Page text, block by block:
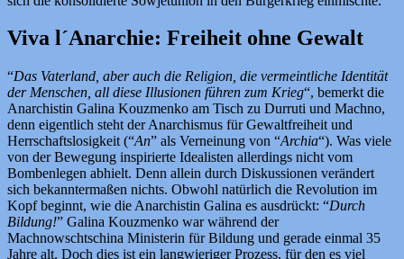
Viva l´Anarchie: Freiheit ohne Gewalt
“Das Vaterland, aber auch die Religion, die vermeintliche Identität
der Menschen, all diese Illusionen führen zum Krieg“, bemerkt die
Anarchistin Galina Kouzmenko am Tisch zu Durruti und Machno,
denn eigentlich steht der Anarchismus für Gewaltfreiheit und
Herrschaftslosigkeit (“An” als Verneinung von “Archia“). Was viele
von der Bewegung inspirierte Idealisten allerdings nicht vom
Bombenlegen abhielt. Denn allein durch Diskussionen verändert
sich bekanntermaßen nichts. Obwohl natürlich die Revolution im
Kopf beginnt, wie die Anarchistin Galina es ausdrückt: “Durch
Bildung!” Galina Kouzmenko war während der
Machnowschtschina Ministerin für Bildung und gerade einmal 35
Jahre alt. Doch dies ist ein langwieriger Prozess, für den es viel